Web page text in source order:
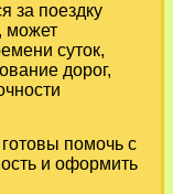
за поездку
может
суток,
дорог,
помочь с
и оформить